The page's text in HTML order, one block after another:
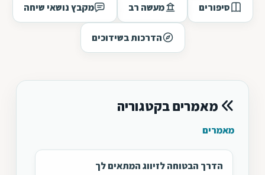
סיפורים מעשה רב מקבץ נושאי שיחה
הדרכות בשידוכים
מאמרים בקטגוריה
מאמרים
הדרך הבטוחה לזיווג המתאים לך